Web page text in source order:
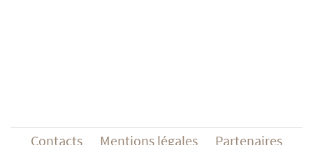
Contacts Mentions légales Partenaires